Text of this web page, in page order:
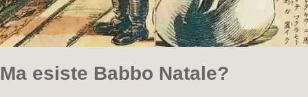
Ma esiste Babbo Natale?